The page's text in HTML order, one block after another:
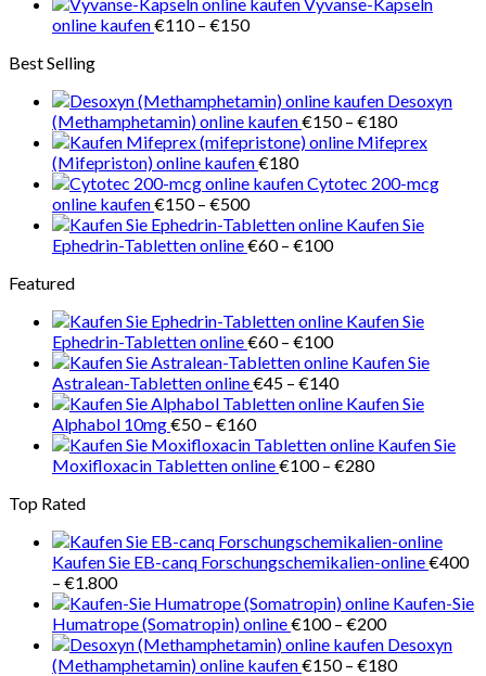
bis
online kaufen€110 – €150Preisspanne:
Best Selling
Desoxyn
(Methamphetamin) online kaufen€150 – €180
€150
€180
Mifeprex
(Mifepriston) online kaufen€180
Cytotec 200-mcg
online kaufen€150 – €500Preisspanne:
€150
bis
Kaufen Sie
Ephedrin-Tabletten online€60 – €100Preisspanne:
Featured
Kaufen Sie
Ephedrin-Tabletten online€60 – €100Preisspanne:
€60
bis
€100
Kaufen Sie
Astralean-Tabletten online€45 – €140Preisspanne:
€45
€140
Kaufen Sie
Alphabol 10mg€50 – €160Preisspanne:
€50
bis
Kaufen Sie
Moxifloxacin Tabletten online€100 – €280Preisspanne:
Top Rated
Kaufen Sie EB-canq Forschungschemikalien-online€400
– €1.800Preisspanne:
€400
bis
€1.800
Kaufen-Sie
Humatrope (Somatropin) online€100 – €200Preisspanne:
€100
bis
Desoxyn
(Methamphetamin) online kaufen€150 – €180